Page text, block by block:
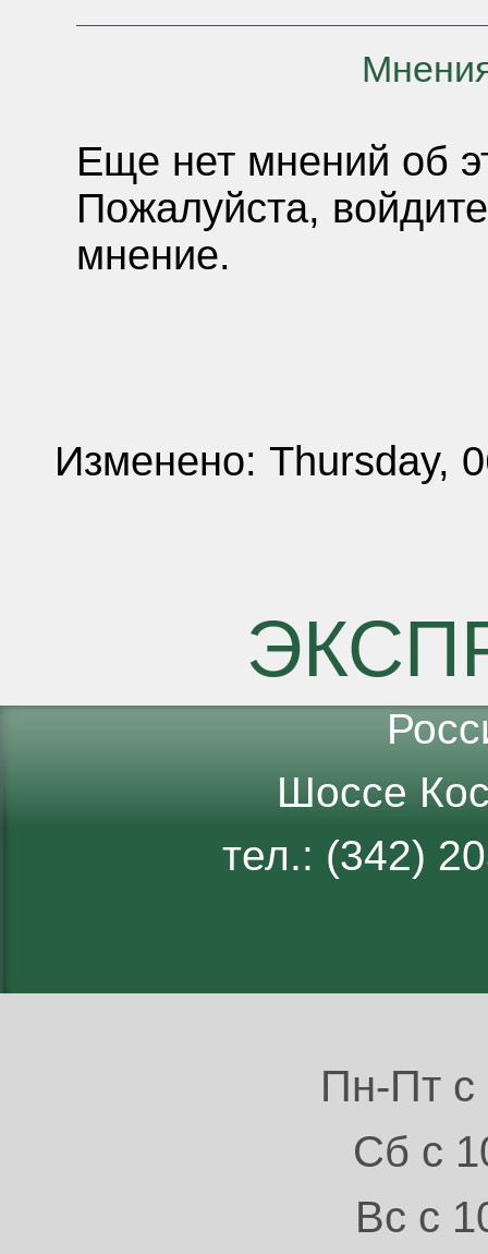
Еще нет мнений об
Пожалуйста,
мнение.
Изменено: Thursday,
Шоссе
тел.: (342)
Пн-Пт с
Сб с
Вс с